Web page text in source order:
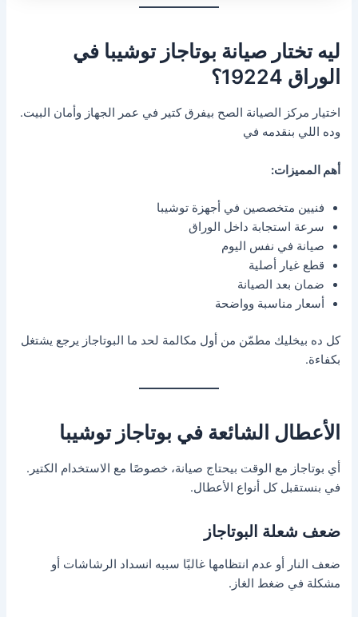
ليه تختار صيانة بوتاجاز توشيبا في
الوراق 19224؟
اختيار مركز الصيانة الصح بيفرق كتير في عمر الجهاز وأمان البيت.
وده اللي بنقدمه في
أهم المميزات:
فنيين متخصصين في أجهزة توشيبا
سرعة استجابة داخل الوراق
صيانة في نفس اليوم
قطع غيار أصلية
ضمان بعد الصيانة
أسعار مناسبة وواضحة
كل ده بيخليك مطمّن من أول مكالمة لحد ما البوتاجاز يرجع يشتغل
بكفاءة.
الأعطال الشائعة في بوتاجاز توشيبا
أي بوتاجاز مع الوقت بيحتاج صيانة، خصوصًا مع الاستخدام الكتير.
في بنستقبل كل أنواع الأعطال.
ضعف شعلة البوتاجاز
ضعف النار أو عدم انتظامها غالبًا سببه انسداد الرشاشات أو
مشكلة في ضغط الغاز.